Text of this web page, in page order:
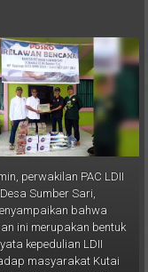
perwakilan PAC LDII
Desa Sumber Sari,
bahwa
ini merupakan bentuk
kepedulian LDII
masyarakat Kutai
Kaltim. Foto: LINES